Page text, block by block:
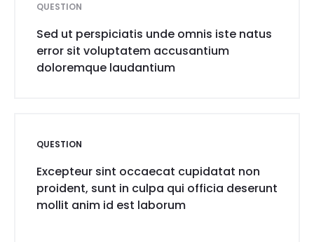
QUESTION
Sed ut perspiciatis unde omnis iste natus
error sit voluptatem accusantium
doloremque laudantium
QUESTION
Excepteur sint occaecat cupidatat non
proident, sunt in culpa qui officia deserunt
mollit anim id est laborum